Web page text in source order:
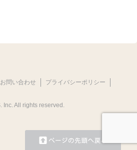
お問い合わせ
プライバシーポリシー
Inc. All rights reserved.